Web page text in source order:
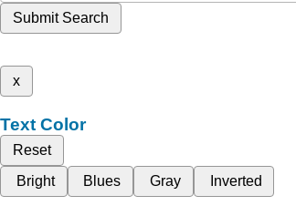
Submit Search
x
Text Color
Reset
Bright
Blues Gray Inverted